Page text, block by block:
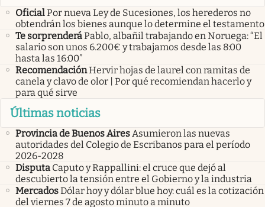
OficialPor nueva Ley de Sucesiones, los herederos no
obtendrán los bienes aunque lo determine el testamento
Te sorprenderáPablo, albañil trabajando en Noruega: “El
salario son unos 6.200€ y trabajamos desde las 8:00
hasta las 16:00”
RecomendaciónHervir hojas de laurel con ramitas de
canela y clavo de olor | Por qué recomiendan hacerlo y
para qué sirve
Últimas noticias
Provincia de Buenos AiresAsumieron las nuevas
autoridades del Colegio de Escribanos para el período
2026-2028
Disputa Caputo y Rappallini: el cruce que dejó al
descubierto la tensión entre el Gobierno y la industria
MercadosDólar hoy y dólar blue hoy: cuál es la cotización
del viernes 7 de agosto minuto a minuto